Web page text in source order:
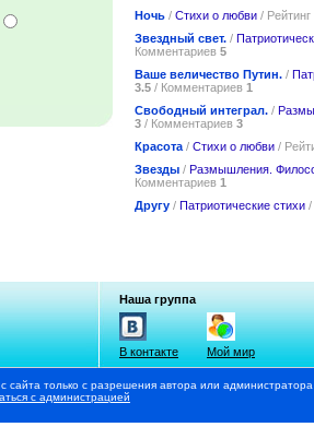
Ночь / Стихи о любви / Рейтинг
Звездный свет. /
Комментариев 5
Ваше величество Путин. /
3.5 / Комментариев 1
Свободный интеграл. /
3 / Комментариев 3
Красота / Стихи о любви /
Звезды / Размышления.
Комментариев 1
Другу / Патриотические стихи /
Наша группа
В контакте Мой мир
сайта только с разрешения автора или
с администрацией